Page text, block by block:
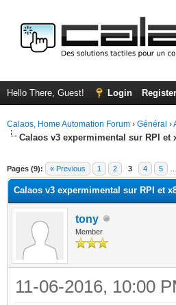
Hello There, Guest! Login Register
Calaos, Home Automation Forum › Général ›
Calaos v3 expermimental sur RPI et
Pages (9): « Previous 1 2 3 4 5
Calaos v3 expermimental sur RPI et
tony
Member
11-06-2016, 10:00